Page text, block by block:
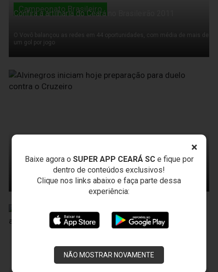
×
Baixe agora o SUPER APP CEARÁ SCe fique por
dentro de conteúdos exclusivos!
Clique nos links abaixo e faça parte dessa
experiência:
NÃO MOSTRAR NOVAMENTE
Campeonato Brasileiro
Confira a artilharia do Ceará no Brasileirão 2011
O Vovô balançou as redes em 44 oportunidades, com média de mais de
um gol por jogo
22 de Novembro de 2011
Alvinegros iniciam hoje preparação para duelo contra o
Cruzeiro
A reapresentação da equipe vai acontecer na sede do clube, em
Porangabuçu
21 de Novembro de 2011